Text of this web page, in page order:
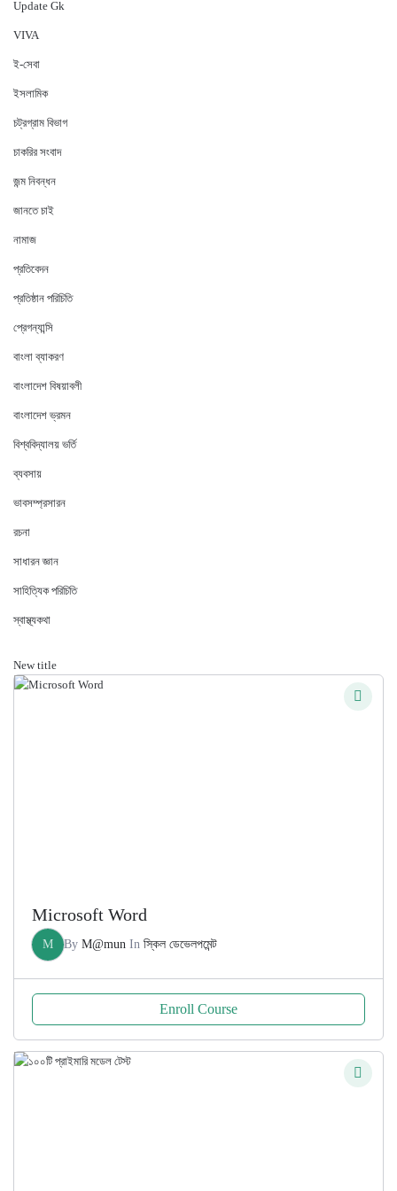
Update Gk
VIVA
ই-সেবা
ইসলামিক
চট্রগ্রাম বিভাগ
চাকরির সংবাদ
জন্ম নিবন্ধন
জানতে চাই
নামাজ
প্রতিবেদন
প্রতিষ্ঠান পরিচিতি
প্রেগন্যান্সি
বাংলা ব্যাকরণ
বাংলাদেশ বিষয়াবলী
বাংলাদেশ ভ্রমন
বিশ্ববিদ্যালয় ভর্তি
ব্যবসায়
ভাবসম্প্রসারন
রচনা
সাধারন জ্ঞান
সাহিত্যিক পরিচিতি
স্বাস্থ্যকথা
New title
Microsoft Word
M By M@mun In স্কিল ডেভেলপমেন্ট
Enroll Course